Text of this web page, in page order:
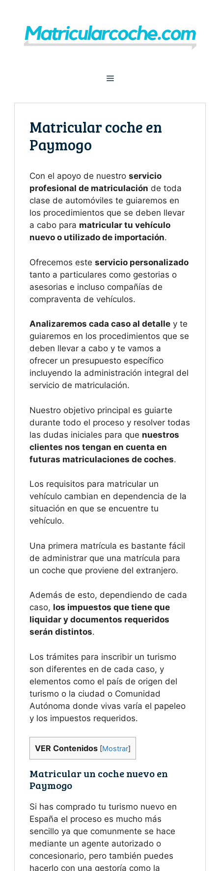
contenido
Menú
Matricular coche en
Paymogo
Con el apoyo de nuestro servicio
profesional de matriculación de toda
clase de automóviles te guiaremos en
los procedimientos que se deben llevar
a cabo para matricular tu vehículo
nuevo o utilizado de importación.
Ofrecemos este servicio personalizado
tanto a particulares como gestorias o
asesorias e incluso compañías de
compraventa de vehículos.
Analizaremos cada caso al detalle y te
guiaremos en los procedimientos que se
deben llevar a cabo y te vamos a
ofrecer un presupuesto específico
incluyendo la administración integral del
servicio de matriculación.
Nuestro objetivo principal es guiarte
durante todo el proceso y resolver todas
las dudas iniciales para que nuestros
clientes nos tengan en cuenta en
futuras matriculaciones de coches.
Los requisitos para matricular un
vehículo cambian en dependencia de la
situación en que se encuentre tu
vehículo.
Una primera matrícula es bastante fácil
de administrar que una matrícula para
un coche que proviene del extranjero.
Además de esto, dependiendo de cada
caso, los impuestos que tiene que
liquidar y documentos requeridos
serán distintos.
Los trámites para inscribir un turismo
son diferentes en de cada caso, y
elementos como el país de origen del
turismo o la ciudad o Comunidad
Autónoma donde vivas varía el papeleo
y los impuestos requeridos.
VER Contenidos [Mostrar]
Matricular un coche nuevo en
Paymogo
Si has comprado tu turismo nuevo en
España el proceso es mucho más
sencillo ya que comunmente se hace
mediante un agente autorizado o
concesionario, pero también puedes
hacerlo con una gestoría como la